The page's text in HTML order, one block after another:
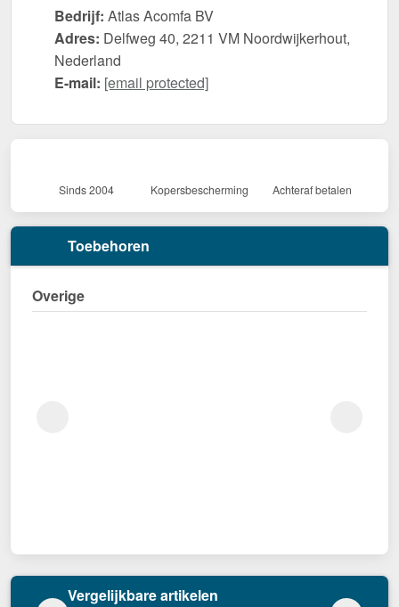
Bedrijf: Atlas Acomfa BV
Adres: Delfweg 40, 2211 VM Noordwijkerhout,
Nederland
E-mail: [email protected]
Sinds 2004 Kopersbescherming Achteraf betalen
Toebehoren
Overige
Vergelijkbare artikelen